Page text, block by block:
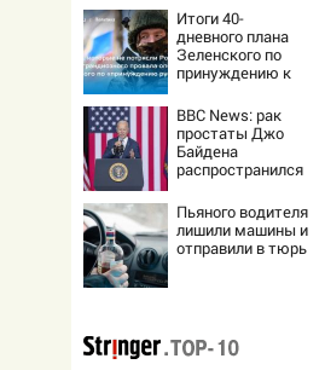
маленькую
девочку с
игрушкой
Итоги 40-
дневного плана
Зеленского по
принуждению к
ответила Россия,
полный разбор
провала операции
Украины от
военкора Коца
BBC News: рак
простаты Джо
Байдена
распространился
органы
Пьяного водителя
лишили машины и
отправили в тюрь